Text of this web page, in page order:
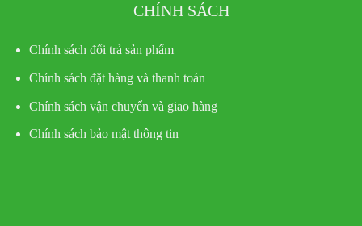
CHÍNH SÁCH
Chính sách đổi trả sản phẩm
Chính sách đặt hàng và thanh toán
Chính sách vận chuyển và giao hàng
Chính sách bảo mật thông tin